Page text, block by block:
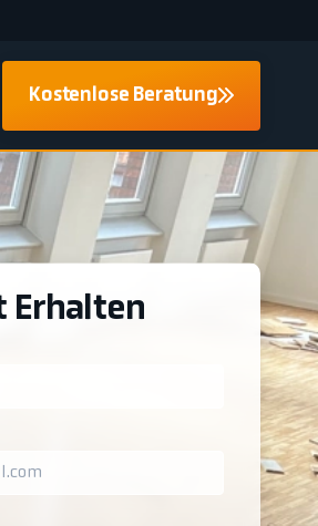
Kostenlose Beratung
Erhalten